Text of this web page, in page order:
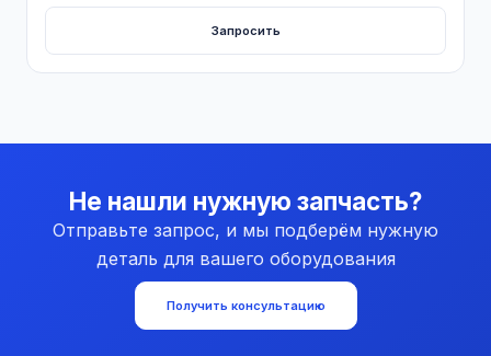
Запросить
Не нашли нужную запчасть?
Отправьте запрос, и мы подберём нужную
деталь для вашего оборудования
Получить консультацию